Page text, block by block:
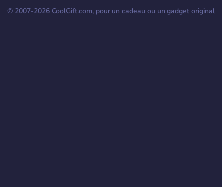
© 2007-2026 CoolGift.com, pour un cadeau ou un gadget original